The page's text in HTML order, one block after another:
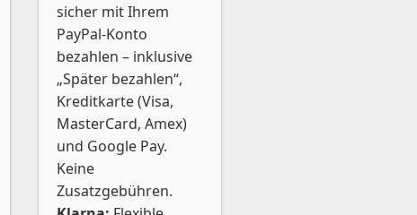
sicher mit Ihrem
PayPal-Konto
bezahlen – inklusive
„Später bezahlen“,
Kreditkarte (Visa,
MasterCard, Amex)
und Google Pay.
Keine
Zusatzgebühren.